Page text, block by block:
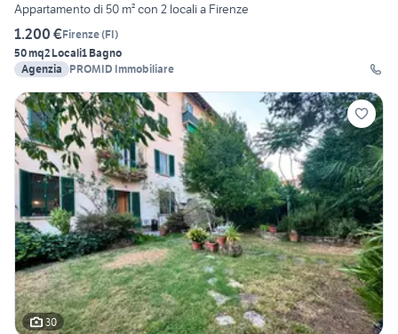
Appartamento di 50 m² con 2 locali a Firenze
1.200 €Firenze(FI)
50 mq2 Locali1 Bagno
Agenzia
PROMID Immobiliare
30